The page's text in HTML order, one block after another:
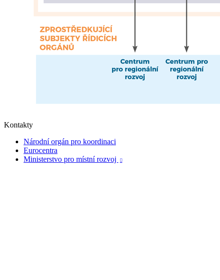
Kontakty
Národní orgán pro koordinaci
Eurocentra
Ministerstvo pro místní rozvoj
